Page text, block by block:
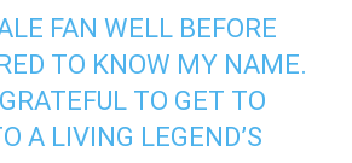
FAN WELL BEFORE
TO KNOW MY NAME.
TO GET TO
A LIVING LEGEND’S